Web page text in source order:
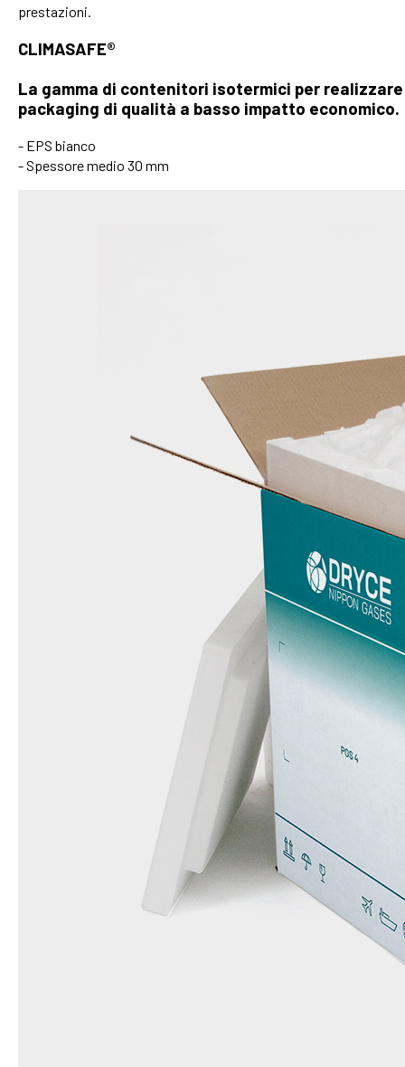
prestazioni.
CLIMASAFE®
La gamma di contenitori isotermici per realizzare
packaging di qualità a basso impatto economico.
- EPS bianco
- Spessore medio 30 mm